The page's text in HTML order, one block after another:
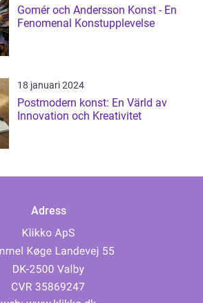
Gomér och Andersson Konst - En
Fenomenal Konstupplevelse
18 januari 2024
Postmodern konst: En Värld av
Innovation och Kreativitet
Adress